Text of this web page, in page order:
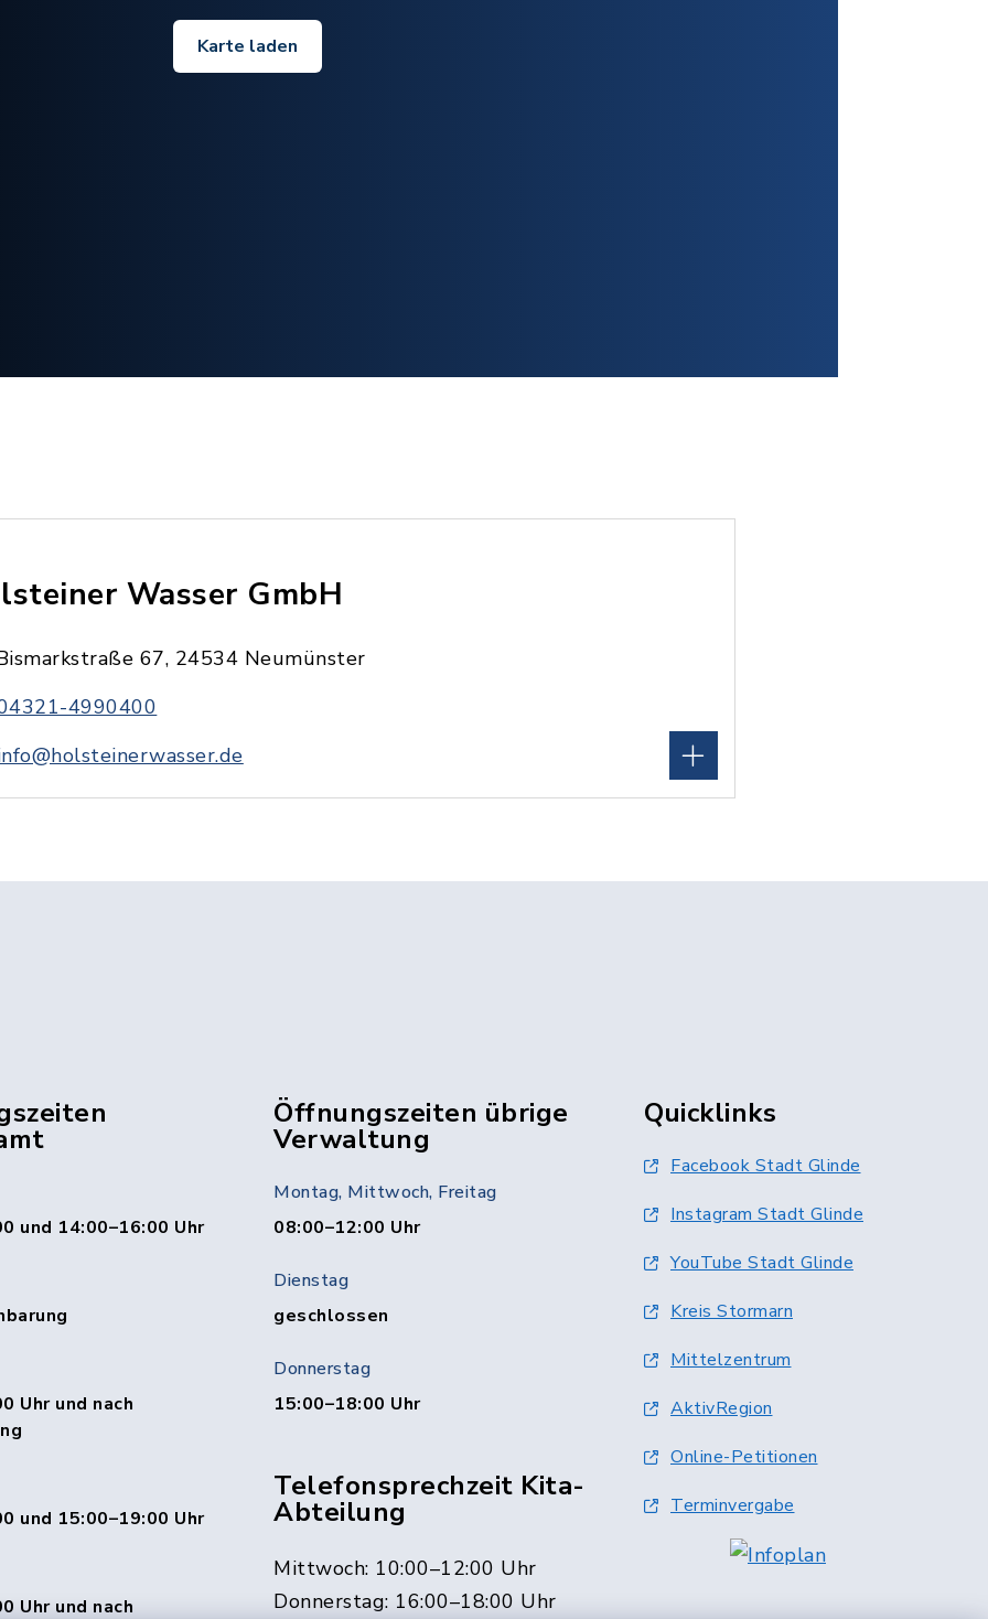
Karte laden
Wasser GmbH
67, 24534 Neumünster
4990400
und 14:00–16:00 Uhr
Uhr und nach
und 15:00–19:00 Uhr
Uhr und nach
Öffnungszeiten übrige
Verwaltung
Montag, Mittwoch, Freitag
08:00–12:00 Uhr
Dienstag
geschlossen
Donnerstag
15:00–18:00 Uhr
Telefonsprechzeit Kita-
Abteilung
Mittwoch: 10:00–12:00 Uhr
Donnerstag: 16:00–18:00 Uhr
Quicklinks
Facebook Stadt Glinde
Instagram Stadt Glinde
YouTube Stadt Glinde
Kreis Stormarn
Mittelzentrum
AktivRegion
Online-Petitionen
Terminvergabe